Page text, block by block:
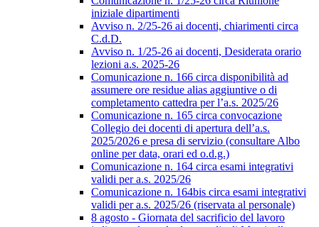
iniziale dipartimenti
Avviso n. 2/25-26 ai docenti, chiarimenti circa
C.d.D.
Avviso n. 1/25-26 ai docenti, Desiderata orario
lezioni a.s. 2025-26
Comunicazione n. 166 circa disponibilità ad
assumere ore residue alias aggiuntive o di
completamento cattedra per l’a.s. 2025/26
Comunicazione n. 165 circa convocazione
Collegio dei docenti di apertura dell’a.s.
2025/2026 e presa di servizio (consultare Albo
online per data, orari ed o.d.g.)
Comunicazione n. 164 circa esami integrativi
validi per a.s. 2025/26
Comunicazione n. 164bis circa esami integrativi
validi per a.s. 2025/26 (riservata al personale)
8 agosto - Giornata del sacrificio del lavoro